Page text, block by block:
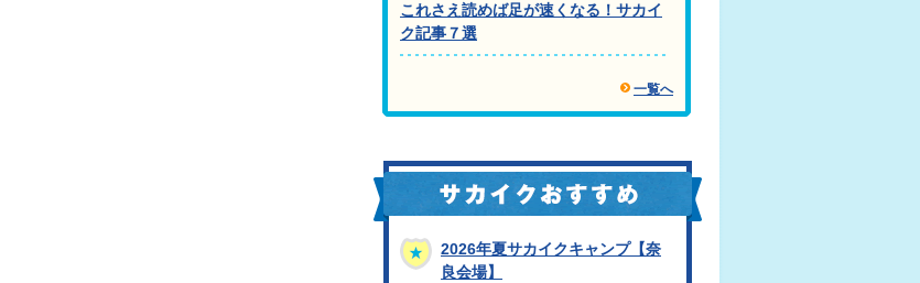
これさえ読めば足が速くなる！サカイ
ク記事７選
一覧へ
2026年夏サカイクキャンプ【奈
良会場】